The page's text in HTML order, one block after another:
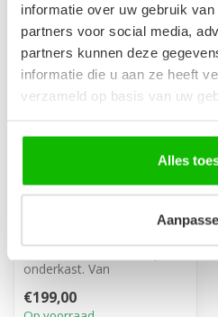
informatie over uw gebruik
partners voor social media,
partners kunnen deze
informatie die u aan ze heeft
verzameld op basis van uw
Alles
Wastafel Angela 90cm
onderkast. Van
uitgevoerd
€199,00